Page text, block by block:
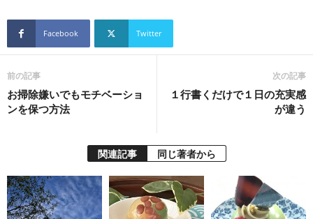
Facebook Twitter
前の記事
お掃除嫌いでもモチベーショ
ンを保つ方法
次の記事
１行書くだけで１日の充実感
が違う
関連記事 同じ著者から